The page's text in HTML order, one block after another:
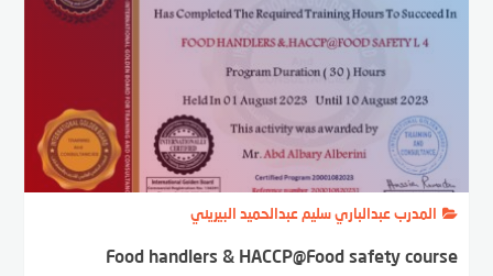
المدرب عبدالباري سليم عبدالحميد البيريني
Food handlers & HACCP@Food safety course